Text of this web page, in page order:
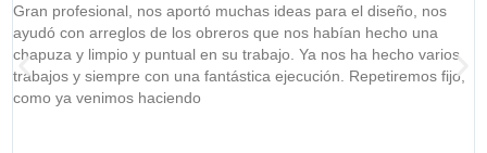
Gran profesional, nos aportó muchas ideas para el diseño, nos
ayudó con arreglos de los obreros que nos habían hecho una
chapuza y limpio y puntual en su trabajo. Ya nos ha hecho varios
trabajos y siempre con una fantástica ejecución. Repetiremos fijo,
como ya venimos haciendo